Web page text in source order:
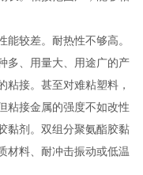
较差。耐热性不够高。
多、用量大、用途广的产
粘接。甚至对难粘塑料，
粘接金属的强度不如改性
黏剂。双组分聚氨酯胶黏
材料、耐冲击振动或低温